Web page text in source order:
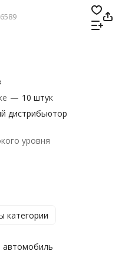
— 10 штук
дистрибьютор
уровня
категории